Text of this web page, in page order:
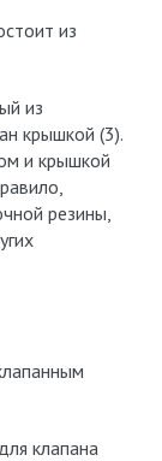
из
из
крышкой (3).
и крышкой
резины,
клапана